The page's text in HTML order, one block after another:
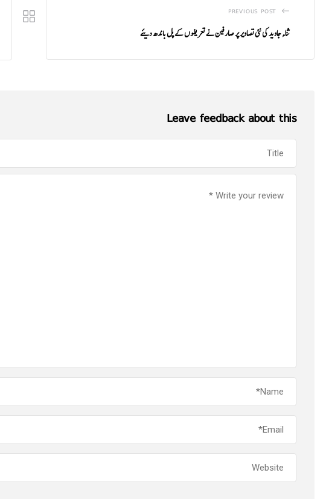
PREVIOUS POST
ثناء جاوید کی نئی تصاویر پر صارفین نے تعریفوں کے پل باندھ دیئے
Leave feedback about this